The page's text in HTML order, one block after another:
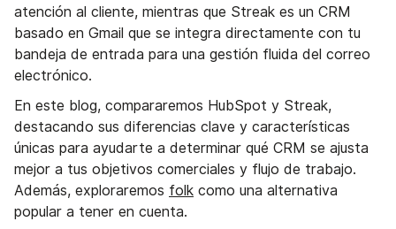
atención al cliente, mientras que Streak es un CRM
basado en Gmail que se integra directamente con tu
bandeja de entrada para una gestión fluida del correo
electrónico.
En este blog, compararemos HubSpot y Streak,
destacando sus diferencias clave y características
únicas para ayudarte a determinar qué CRM se ajusta
mejor a tus objetivos comerciales y flujo de trabajo.
Además, exploraremos folk como una alternativa
popular a tener en cuenta.